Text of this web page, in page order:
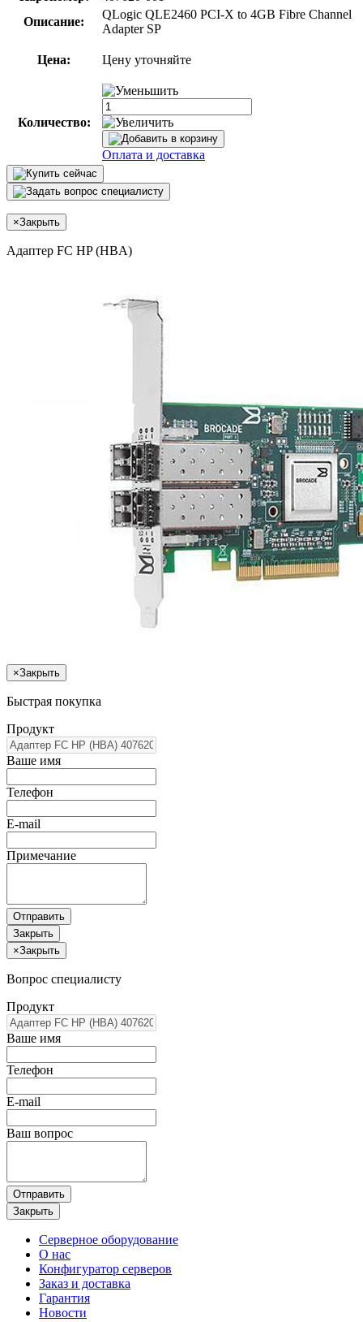
Описание:
QLogic QLE2460 PCI-X to 4GB Fibre Channel
Adapter SP
Цена: Цену уточняйте
Количество:
Оплата и доставка
×Закрыть
Адаптер FC HP (HBA)
×Закрыть
Быстрая покупка
Продукт
Ваше имя
Телефон
E-mail
Примечание
Отправить
Закрыть
×Закрыть
Вопрос специалисту
Продукт
Ваше имя
Телефон
E-mail
Ваш вопрос
Отправить
Закрыть
Серверное оборудование
О нас
Конфигуратор серверов
Заказ и доставка
Гарантия
Новости